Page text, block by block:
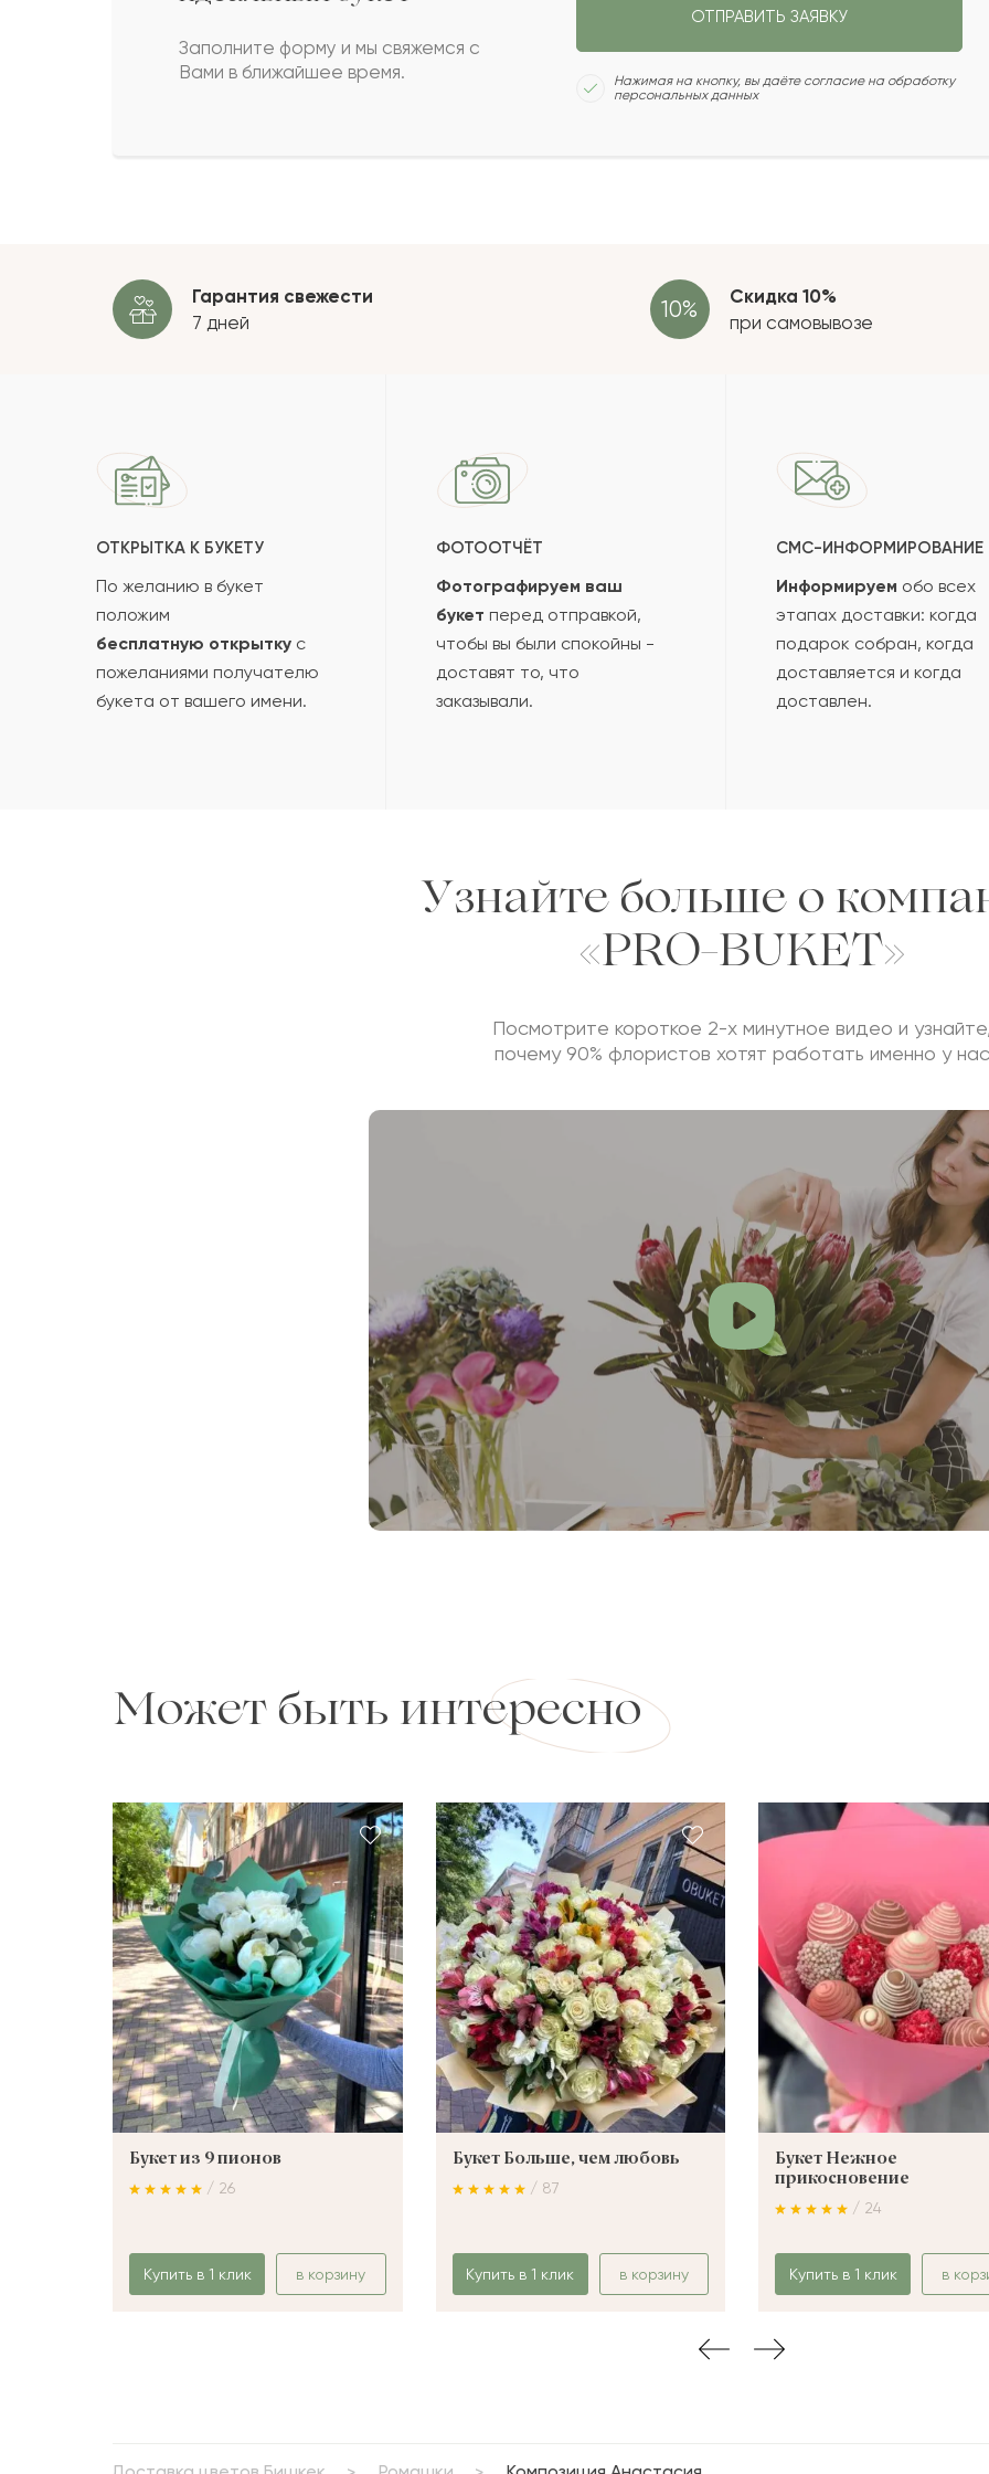
2021-10-04
2021-07-21
Заполните форму и мы свяжемся с
Вами в ближайшее время.
ОТПРАВИТЬ ЗАЯВКУ
Нажимая на кнопку, вы даёте согласие на обработку
персональных данных
Гарантия свежести
7 дней
Скидка 10%
при самовывозе
ОТКРЫТКА К БУКЕТУ
По желанию в букет
положим
бесплатную открытку с
пожеланиями получателю
букета от вашего имени.
ФОТООТЧЁТ
Фотографируем ваш
букет перед отправкой,
чтобы вы были спокойны -
доставят то, что
заказывали.
СМС-ИНФОРМИРОВАНИЕ
Информируем обо всех
этапах доставки: когда
подарок собран, когда
доставляется и когда
доставлен.
Узнайте больше о
«PRO-BUKET»
Посмотрите короткое 2-х минутное видео и
почему 90% флористов хотят работать именно у нас
Может быть интересно
Букет из 9 пионов
/ 26
Купить в 1 клик в корзину
Букет Больше, чем любовь
/ 87
Купить в 1 клик в корзину
Букет Нежное
прикосновение
/ 24
Купить в 1 клик в